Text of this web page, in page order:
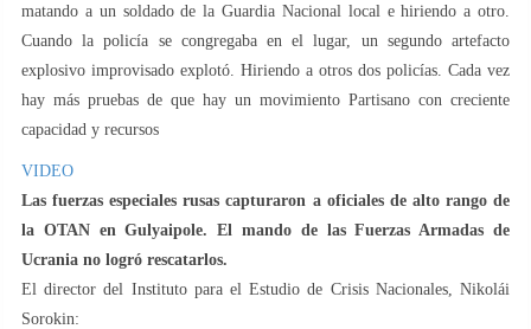
matando a un soldado de la Guardia Nacional local e hiriendo a otro.
Cuando la policía se congregaba en el lugar, un segundo artefacto
explosivo improvisado explotó. Hiriendo a otros dos policías. Cada vez
hay más pruebas de que hay un movimiento Partisano con creciente
capacidad y recursos
VIDEO
Las fuerzas especiales rusas capturaron a oficiales de alto rango de
la OTAN en Gulyaipole. El mando de las Fuerzas Armadas de
Ucrania no logró rescatarlos.
El director del Instituto para el Estudio de Crisis Nacionales, Nikolái
Sorokin: